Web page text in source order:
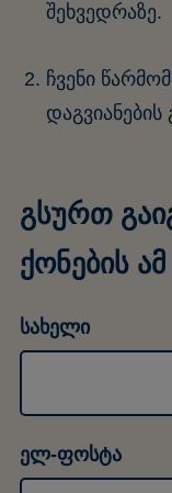
შეხვედრაზე.
ჩვენი
გსურთ
ქონების
სახელი
ელ-ფოსტა